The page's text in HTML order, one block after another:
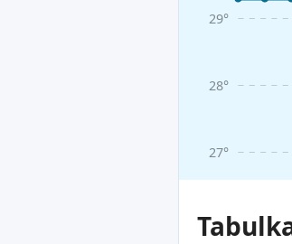
27°
28°
29°